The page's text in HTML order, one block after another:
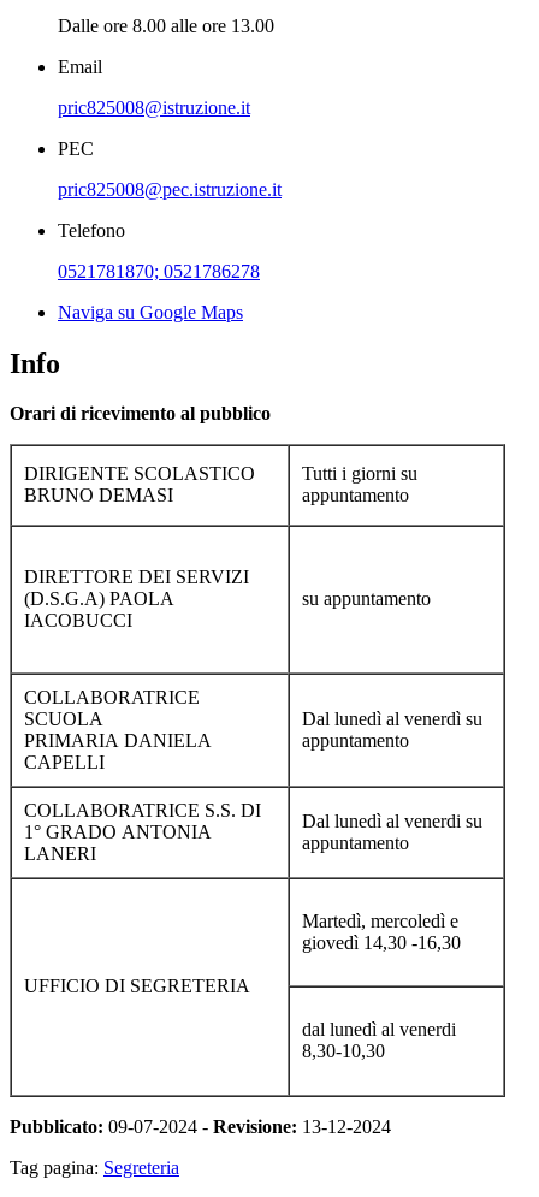
Dalle ore 8.00 alle ore 13.00
Email
pric825008@istruzione.it
PEC
pric825008@pec.istruzione.it
Telefono
0521781870; 0521786278
Naviga su Google Maps
Info
Orari di ricevimento al pubblico
DIRIGENTE SCOLASTICO
BRUNO DEMASI
Tutti i giorni su
appuntamento
DIRETTORE DEI SERVIZI
(D.S.G.A) PAOLA
IACOBUCCI
su appuntamento
COLLABORATRICE
SCUOLA
PRIMARIA DANIELA
CAPELLI
Dal lunedì al venerdì su
appuntamento
COLLABORATRICE S.S. DI
1° GRADO ANTONIA
LANERI
Dal lunedì al venerdi su
appuntamento
UFFICIO DI SEGRETERIA
Martedì, mercoledì e
giovedì 14,30 -16,30
dal lunedì al venerdi
8,30-10,30
Pubblicato: 09-07-2024 - Revisione: 13-12-2024
Tag pagina: Segreteria